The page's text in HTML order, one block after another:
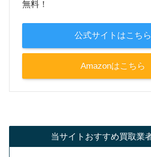
無料！
公式サイトはこちら
Amazonはこちら
当サイトおすすめ買取業